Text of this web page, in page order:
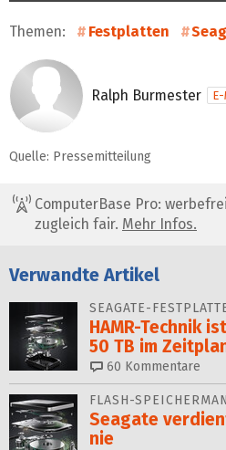
Themen: Festplatten
Ralph Burmester
Quelle: Pressemitteilung
ComputerBase Pro:
zugleich fair. Mehr Infos.
Verwandte Artikel
SEAGATE-
HAMR-Technik
50 TB im
60 Kommentare
FLASH-
Seagate
nie